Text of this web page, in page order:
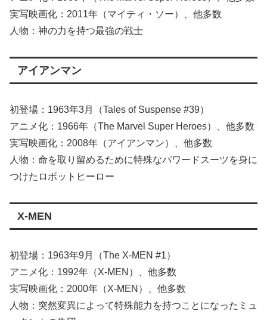
実写映画化：2011年（マイティ・ソー）、他多数
人物：神の力を持つ最強の戦士
アイアンマン
初登場：1963年3月（Tales of Suspense #39）
アニメ化：1966年（The Marvel Super Heroes）、他多数
実写映画化：2008年（アイアンマン）、他多数
人物：命を取り留めるために特殊なパワードスーツを身に
つけたロボットヒーロー
X-MEN
初登場：1963年9月（The X-MEN #1）
アニメ化：1992年（X-MEN）、他多数
実写映画化：2000年（X-MEN）、他多数
人物：突然変異によって特殊能力を持つことになったミュ